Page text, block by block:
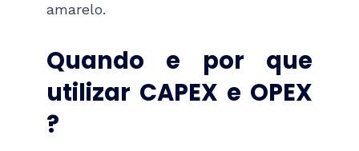
amarelo.
Quando e por que
utilizar CAPEX e OPEX
?